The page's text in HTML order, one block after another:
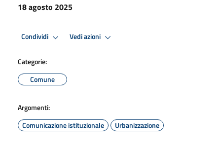
18 agosto 2025
Condividi Vedi azioni
Categorie:
Comune
Argomenti:
Comunicazione istituzionale
Urbanizzazione